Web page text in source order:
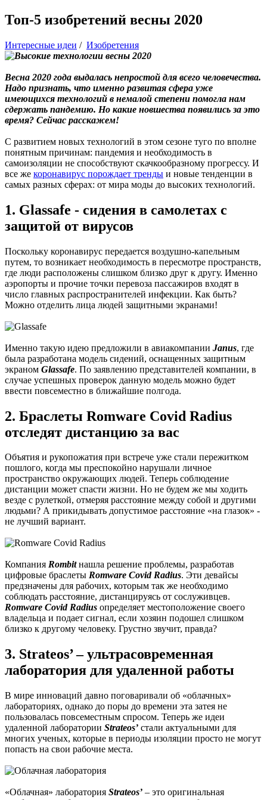
Топ-5 изобретений весны 2020
Интересные идеи / Изобретения
Весна 2020 года выдалась непростой для всего человечества.
Надо признать, что именно развитая сфера уже
имеющихся технологий в немалой степени помогла нам
сдержать пандемию. Но какие новшества появились за это
время? Сейчас расскажем!
С развитием новых технологий в этом сезоне туго по вполне
понятным причинам: пандемия и необходимость в
самоизоляции не способствуют скачкообразному прогрессу. И
все же коронавирус порождает тренды и новые тенденции в
самых разных сферах: от мира моды до высоких технологий.
1. Glassafe - сидения в самолетах с
защитой от вирусов
Поскольку коронавирус передается воздушно-капельным
путем, то возникает необходимость в пересмотре пространств,
где люди расположены слишком близко друг к другу. Именно
аэропорты и прочие точки перевоза пассажиров входят в
число главных распространителей инфекции. Как быть?
Можно отделить лица людей защитными экранами!
Именно такую идею предложили в авиакомпании Janus, где
была разработана модель сидений, оснащенных защитным
экраном Glassafe. По заявлению представителей компании, в
случае успешных проверок данную модель можно будет
ввести повсеместно в ближайшие полгода.
2. Браслеты Romware Covid Radius
отследят дистанцию за вас
Объятия и рукопожатия при встрече уже стали пережитком
пошлого, когда мы преспокойно нарушали личное
пространство окружающих людей. Теперь соблюдение
дистанции может спасти жизни. Но не будем же мы ходить
везде с рулеткой, отмеряя расстояние между собой и другими
людьми? А прикидывать допустимое расстояние «на глазок» -
не лучший вариант.
Компания Rombitнашла решение проблемы, разработав
цифровые браслеты Romware Covid Radius. Эти девайсы
предзначены для рабочих, которым так же необходимо
соблюдать расстояние, дистанцируясь от сослуживцев.
Romware Covid Radius определяет местоположение своего
владельца и подает сигнал, если хозяин подошел слишком
близко к другому человеку. Грустно звучит, правда?
3. Strateos’ – ультрасовременная
лаборатория для удаленной работы
В мире инноваций давно поговаривали об «облачных»
лабораториях, однако до поры до времени эта затея не
пользовалась повсеместным спросом. Теперь же идеи
удаленной лаборатории Strateos’ стали актуальными для
многих ученых, которые в периоды изоляции просто не могут
попасть на свои рабочие места.
«Облачная» лаборатория Strateos’ – это оригинальная